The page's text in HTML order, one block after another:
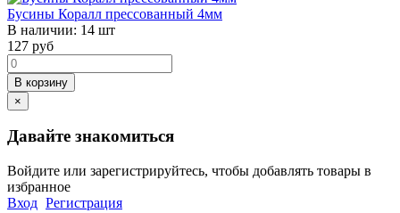
Бусины Коралл прессованный 4мм
В наличии: 14 шт
127 руб
В корзину
×
Давайте знакомиться
Войдите или зарегистрируйтесь, чтобы добавлять товары в
избранное
Вход Регистрация